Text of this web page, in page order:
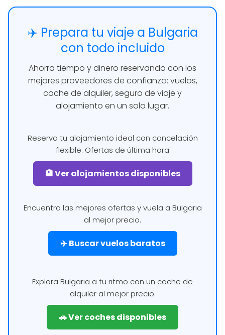
✈️ Prepara tu viaje a Bulgaria
con todo incluido
Ahorra tiempo y dinero reservando con los
mejores proveedores de confianza: vuelos,
coche de alquiler, seguro de viaje y
alojamiento en un solo lugar.
Reserva tu alojamiento ideal con cancelación
flexible. Ofertas de última hora
🏨 Ver alojamientos disponibles
Encuentra las mejores ofertas y vuela a Bulgaria
al mejor precio.
✈️ Buscar vuelos baratos
Explora Bulgaria a tu ritmo con un coche de
alquiler al mejor precio.
🚗 Ver coches disponibles